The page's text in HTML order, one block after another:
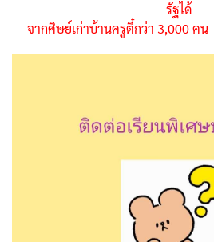
รัฐได้
จากศิษย์เก่าบ้านครูตี๋กว่า 3,000 ค